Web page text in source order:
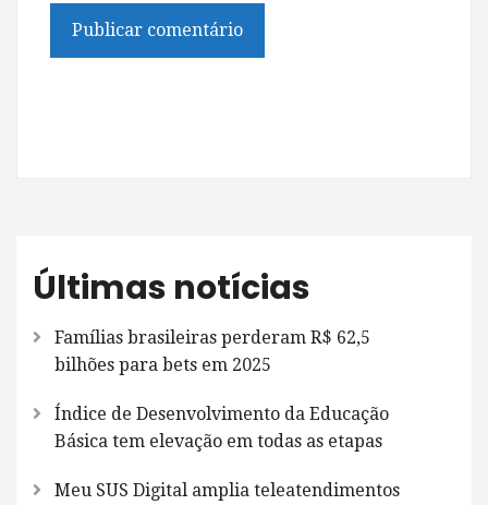
Últimas notícias
Famílias brasileiras perderam R$ 62,5
bilhões para bets em 2025
Índice de Desenvolvimento da Educação
Básica tem elevação em todas as etapas
Meu SUS Digital amplia teleatendimentos